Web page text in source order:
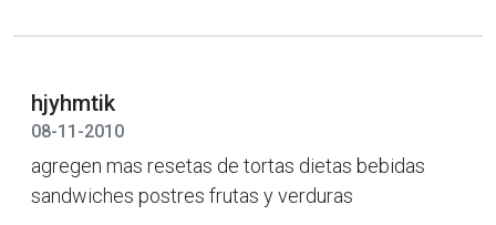
hjyhmtik
08-11-2010
agregen mas resetas de tortas dietas bebidas
sandwiches postres frutas y verduras